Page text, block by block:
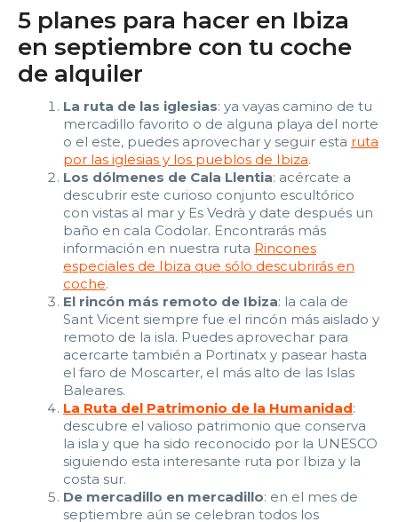
5 planes para hacer en Ibiza
en septiembre con tu coche
de alquiler
La ruta de las iglesias: ya vayas camino de tu
mercadillo favorito o de alguna playa del norte
o el este, puedes aprovechar y seguir esta ruta
por las iglesias y los pueblos de Ibiza.
Los dólmenes de Cala Llentia: acércate a
descubrir este curioso conjunto escultórico
con vistas al mar y Es Vedrà y date después un
baño en cala Codolar. Encontrarás más
información en nuestra ruta Rincones
especiales de Ibiza que sólo descubrirás en
coche.
El rincón más remoto de Ibiza: la cala de
Sant Vicent siempre fue el rincón más aislado y
remoto de la isla. Puedes aprovechar para
acercarte también a Portinatx y pasear hasta
el faro de Moscarter, el más alto de las Islas
Baleares.
La Ruta del Patrimonio de la Humanidad:
descubre el valioso patrimonio que conserva
la isla y que ha sido reconocido por la UNESCO
siguiendo esta interesante ruta por Ibiza y la
costa sur.
De mercadillo en mercadillo: en el mes de
septiembre aún se celebran todos los